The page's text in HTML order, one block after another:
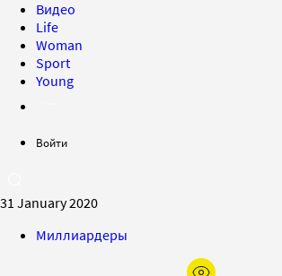
Видео
Life
Woman
Sport
Young
Войти
31 January 2020
Миллиардеры